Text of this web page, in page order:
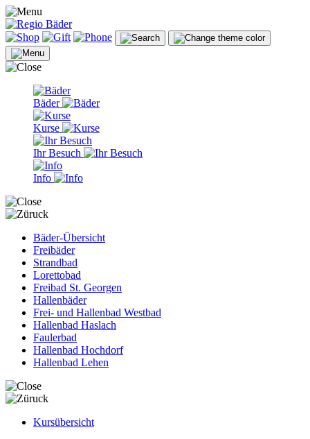
Bäder
Kurse
Ihr Besuch
Info
Bäder-Übersicht
Freibäder
Strandbad
Lorettobad
Freibad St. Georgen
Hallenbäder
Frei- und Hallenbad Westbad
Hallenbad Haslach
Faulerbad
Hallenbad Hochdorf
Hallenbad Lehen
Kursübersicht